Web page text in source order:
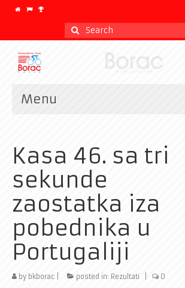
Search
for:
Menu
Kalendar
CLASSIC
Istorijat
Klub
Galerija
Rekreativci
Kasa 46. sa tri
sekunde
zaostatka iza
pobednika u
Portugaliji
by bkborac posted in: Rezultati 0